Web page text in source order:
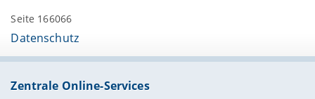
Seite 166066
Datenschutz
Zentrale Online-Services